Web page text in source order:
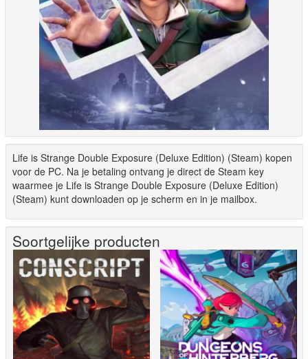
Life is Strange Double Exposure (Deluxe Edition) (Steam) kopen
voor de PC. Na je betaling ontvang je direct de Steam key
waarmee je Life is Strange Double Exposure (Deluxe Edition)
(Steam) kunt downloaden op je scherm en in je mailbox.
Soortgelijke producten